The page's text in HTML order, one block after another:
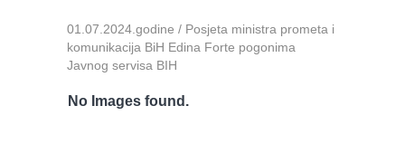
01.07.2024.godine / Posjeta ministra prometa i
komunikacija BiH Edina Forte pogonima
Javnog servisa BIH
No Images found.